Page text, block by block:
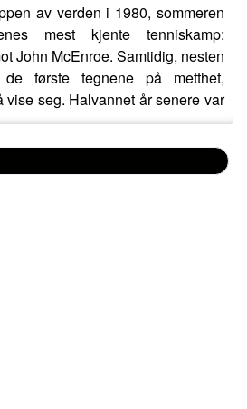
av verden i 1980, sommeren
mest kjente tenniskamp:
John McEnroe. Samtidig, nesten
de første tegnene på metthet,
vise seg. Halvannet år senere var
som leser utdragene fra